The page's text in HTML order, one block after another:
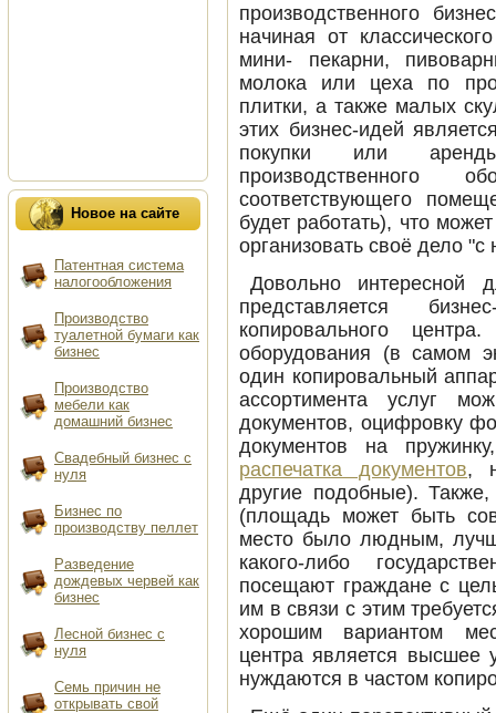
производственного
начиная от
мини- пекарни,
молока или цеха по
плитки, а также малых
этих бизнес-идей
покупки или аренды
производственного
соответствующего
будет работать), что
организовать своё дело "с
Довольно интересной
представляется
копировального
оборудования (в самом
один копировальный
ассортимента услуг
документов, оцифровку
документов на
распечатка документов,
другие подобные). Также,
(площадь может быть
место было людным,
какого-либо
посещают граждане с
им в связи с этим
хорошим вариантом
центра является высшее
нуждаются в частом
Новое на сайте
Патентная система
налогообложения
производство
туалетной бумаги как
бизнес
производство
мебели как
домашний бизнес
свадебный бизнес с
нуля
бизнес по
производству пеллет
разведение
дождевых червей как
бизнес
лесной бизнес с
нуля
Семь причин не
открывать свой